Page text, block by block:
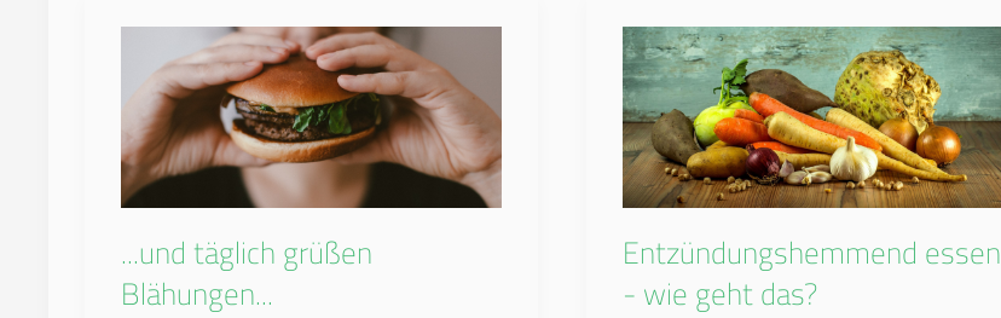
...und täglich grüßen
Blähungen...
Entzündungshemmend essen
- wie geht das?